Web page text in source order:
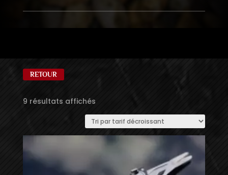
RETOUR
9 résultats affichésTrié
par
prix
décroissant